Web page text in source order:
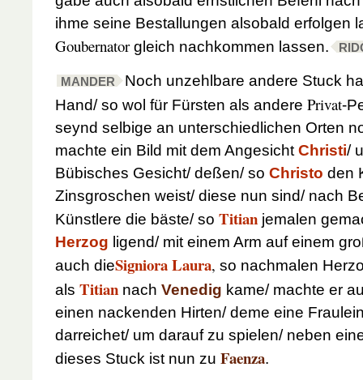
ihme seine Bestallungen alsobald erfolgen
Goubernatorgleich nachkommen lassen.
MANDER
Noch unzehlbare andere Stuck
Hand/ so wol für Fürsten als andere Privat-
seynd selbige an unterschiedlichen Orten
machte ein Bild mit dem AngesichtChristi/
Bübisches Gesicht/ deßen/ so Christo den
Zinsgroschen weist/ diese nun sind/ nach
Künstlere die bäste/ so Titian jemalen
Herzog ligend/ mit einem Arm auf einem
auch dieSigniora Laura, so nachmalen
als Titian nach Venedig kame/ machte er
einen nackenden Hirten/ deme eine
darreichet/ um darauf zu spielen/ neben
dieses Stuck ist nun zu Faenza.